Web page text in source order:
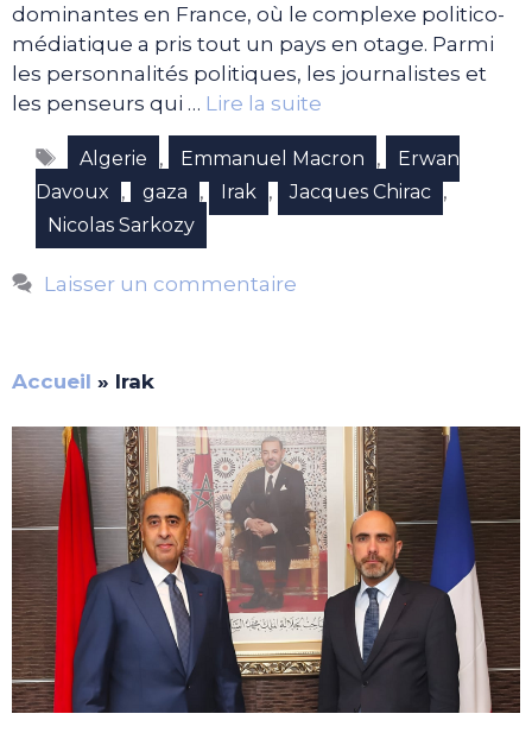
dominantes en France, où le complexe politico-
médiatique a pris tout un pays en otage. Parmi
les personnalités politiques, les journalistes et
les penseurs qui … Lire la suite
Étiquettes
Algerie , Emmanuel Macron ,
Erwan
Davoux
, gaza , Irak , Jacques Chirac ,
Nicolas Sarkozy
Laisser un commentaire
Accueil » Irak